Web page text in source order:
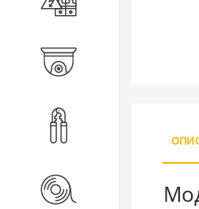
Расходные